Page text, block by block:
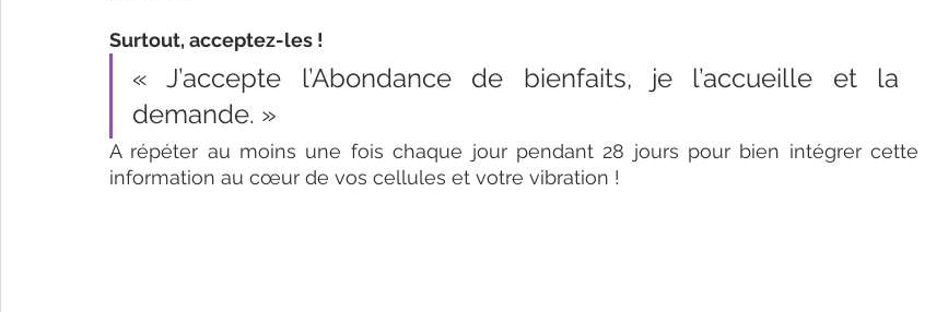
Surtout, acceptez-les !
« J’accepte l’Abondance de bienfaits, je l’accueille et la
demande. »
A répéter au moins une fois chaque jour pendant 28 jours pour bien intégrer cette
information au cœur de vos cellules et votre vibration !